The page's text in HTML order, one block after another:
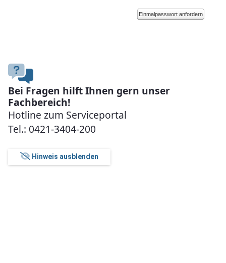
Einmalpasswort anfordern
Bei Fragen hilft Ihnen gern unser
Fachbereich!
Hotline zum Serviceportal
Tel.: 0421-3404-200
Hinweis ausblenden